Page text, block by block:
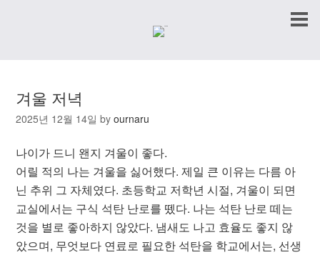
겨울 저녁
2025년 12월 14일 byournaru
나이가 드니 왠지 겨울이 좋다.
어릴 적의 나는 겨울을 싫어했다. 제일 큰 이유는 다름 아
닌 추위 그 자체였다. 초등학교 저학년 시절, 겨울이 되면
교실에서는 구식 석탄 난로를 뗐다. 나는 석탄 난로 떼는
것을 별로 좋아하지 않았다. 냄새도 나고 효율도 좋지 않
았으며, 무엇보다 연료로 필요한 석탄을 학교에서는, 선생